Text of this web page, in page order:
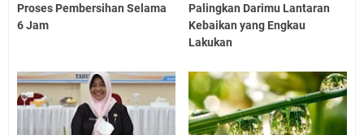
Proses Pembersihan Selama
6 Jam
Palingkan Darimu Lantaran
Kebaikan yang Engkau
Lakukan